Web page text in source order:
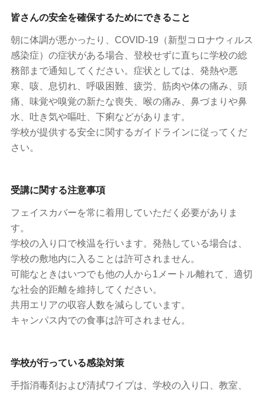
皆さんの安全を確保するためにできること
朝に体調が悪かったり、COVID-19（新型コロナウィルス
感染症）の症状がある場合、登校せずに直ちに学校の総
務部まで通知してください。症状としては、発熱や悪
寒、咳、息切れ、呼吸困難、疲労、筋肉や体の痛み、頭
痛、味覚や嗅覚の新たな喪失、喉の痛み、鼻づまりや鼻
水、吐き気や嘔吐、下痢などがあります。
学校が提供する安全に関するガイドラインに従ってくだ
さい。
受講に関する注意事項
フェイスカバーを常に着用していただく必要がありま
す。
学校の入り口で検温を行います。発熱している場合は、
学校の敷地内に入ることは許可されません。
可能なときはいつでも他の人から1メートル離れて、適切
な社会的距離を維持してください。
共用エリアの収容人数を減らしています。
キャンパス内での食事は許可されません。
学校が行っている感染対策
手指消毒剤および清拭ワイプは、学校の入り口、教室、